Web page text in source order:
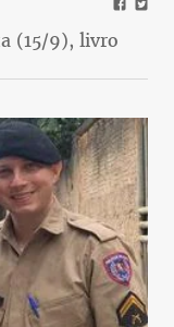
(15/9), livro